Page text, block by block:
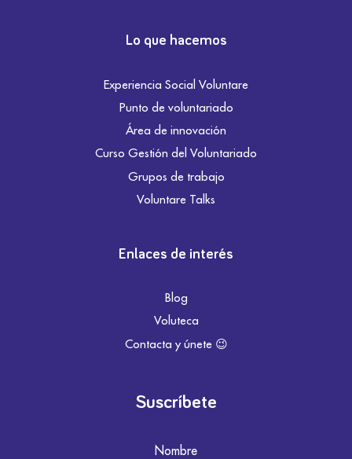
Lo que hacemos
Experiencia Social Voluntare
Punto de voluntariado
Área de innovación
Curso Gestión del Voluntariado
Grupos de trabajo
Voluntare Talks
Enlaces de interés
Blog
Voluteca
Contacta y únete 😉
Suscríbete
Nombre